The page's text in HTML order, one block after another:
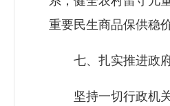
重要民生商品保供稳价
七、扎实推进政府
坚持一切行政机关